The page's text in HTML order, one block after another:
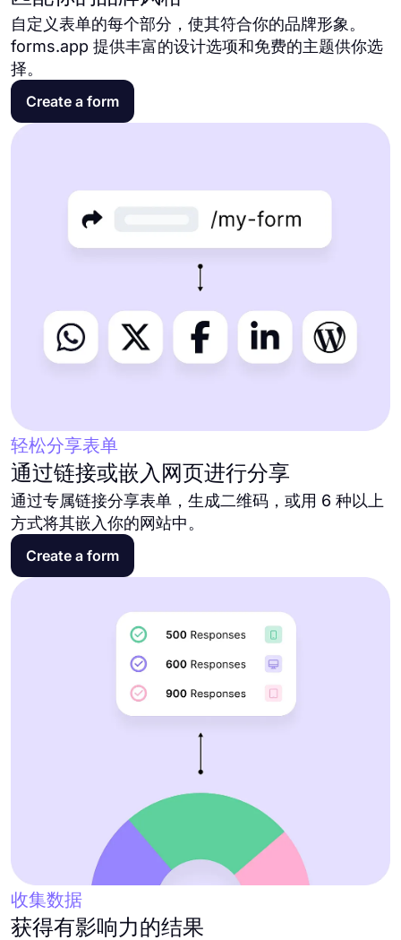
自定义表单的每个部分，使其符合你的品牌形象。
forms.app 提供丰富的设计选项和免费的主题供你选
择。
Create a form
通过链接或嵌入网页进行分享
轻松分享表单
通过专属链接分享表单，生成二维码，或用 6 种以上
方式将其嵌入你的网站中。
Create a form
获得有影响力的结果
收集数据